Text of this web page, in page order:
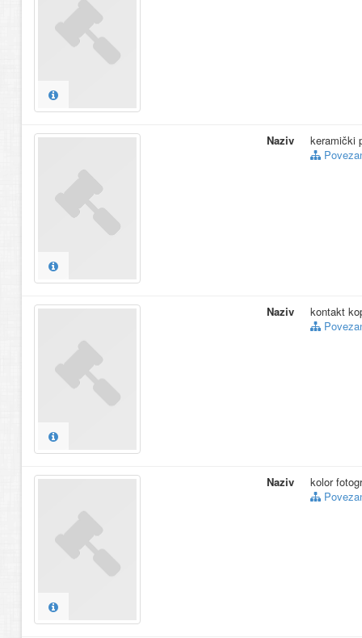
Naziv
keramički
Naziv
kontakt
Naziv
kolor